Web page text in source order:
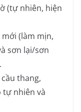
(tự nhiên, hiện
mới (làm mịn,
sơn lại/sơn
thang,
tự nhiên và